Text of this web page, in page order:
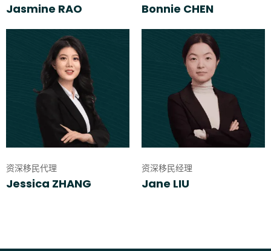
Jasmine RAO Bonnie CHEN
资深移民代理
Jessica ZHANG
资深移民经理
Jane LIU